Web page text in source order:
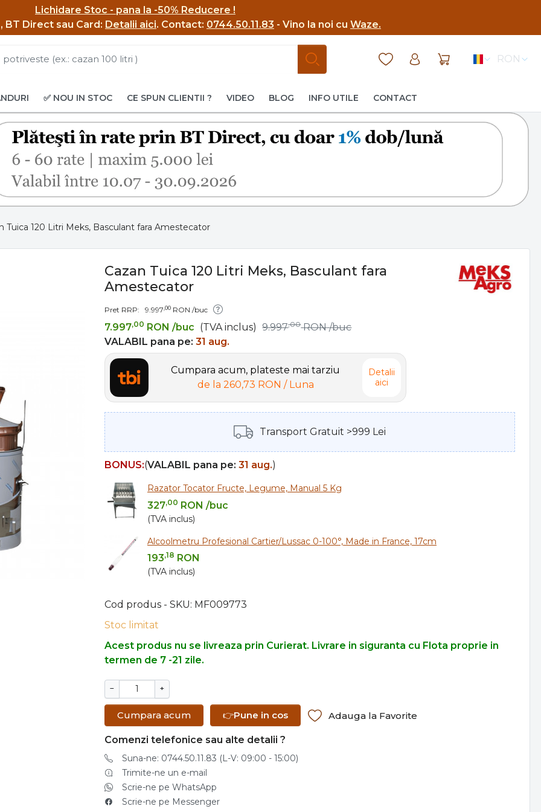
Lichidare Stoc - pana la -50% Reducere !
BT Direct sau Card: Detalii aici. Contact: 0744.50.11.83 - Vino la noi cu Waze.
RON
✅ NOU IN STOC CE SPUN CLIENTII ? VIDEO BLOG INFO UTILE CONTACT
Tuica 120 Litri Meks, Basculant fara Amestecator
Cazan Tuica 120 Litri Meks, Basculant fara
Amestecator
Pret RRP: 9.997,00 RON /buc
7.997,00 RON /buc (TVA inclus) 9.997,00 RON /buc
VALABIL pana pe: 31 aug.
Cumpara acum, plateste mai tarziu
de la 260,73 RON / Luna
Detalii
aici
Transport Gratuit >999 Lei
BONUS:(VALABIL pana pe: 31 aug.)
Razator Tocator Fructe, Legume, Manual 5 Kg
327,00 RON /buc
(TVA inclus)
Alcoolmetru Profesional Cartier/Lussac 0-100°, Made in France, 17cm
193,18 RON
(TVA inclus)
Cod produs - SKU
MF009773
Stoc limitat
Acest produs nu se livreaza prin Curierat. Livrare in siguranta cu Flota proprie in
termen de 7 -21 zile.
− +
Cumpara acum 👉Pune in cos Adauga la Favorite
Comenzi telefonice sau alte detalii ?
Suna-ne: 0744.50.11.83 (L-V: 09:00 - 15:00)
Trimite-ne un e-mail
Scrie-ne pe WhatsApp
Scrie-ne pe Messenger